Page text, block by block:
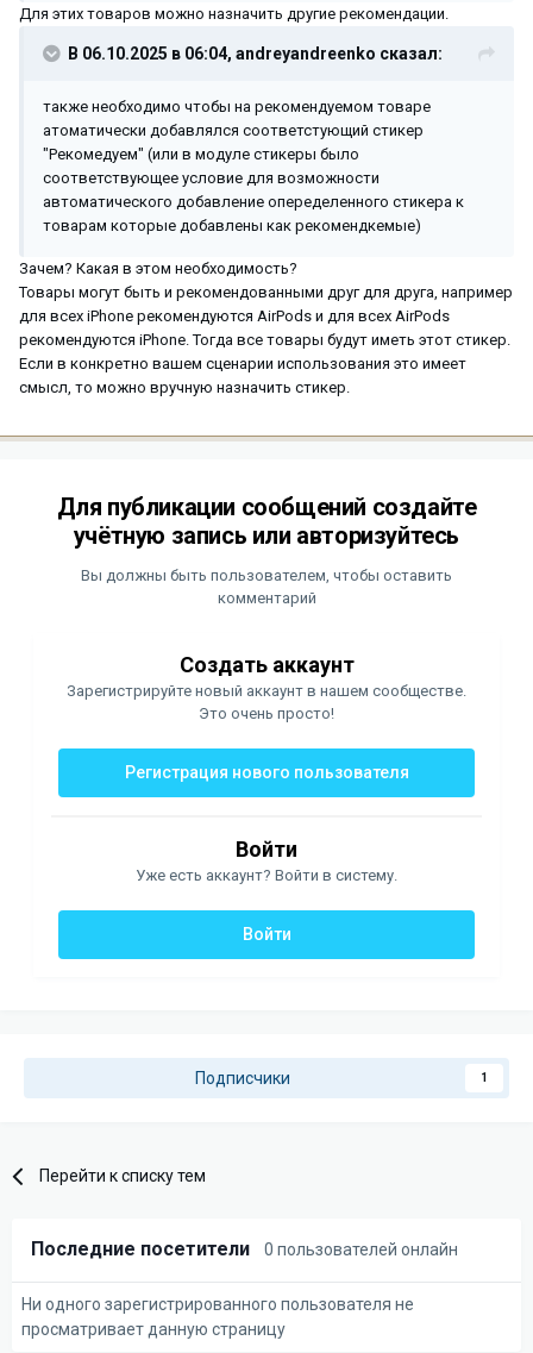
Для этих товаров можно назначить другие рекомендации.
В 06.10.2025 в 06:04, andreyandreenko сказал:
также необходимо чтобы на рекомендуемом товаре
атоматически добавлялся соответстующий стикер
"Рекомедуем" (или в модуле стикеры было
соответствующее условие для возможности
автоматического добавление опеределенного стикера к
товарам которые добавлены как рекомендкемые)
Зачем? Какая в этом необходимость?
Товары могут быть и рекомендованными друг для друга, например
для всех iPhone рекомендуются AirPods и для всех AirPods
рекомендуются iPhone. Тогда все товары будут иметь этот стикер.
Если в конкретно вашем сценарии использования это имеет
смысл, то можно вручную назначить стикер.
Для публикации сообщений создайте
учётную запись или авторизуйтесь
Вы должны быть пользователем, чтобы оставить
комментарий
Создать аккаунт
Зарегистрируйте новый аккаунт в нашем сообществе.
Это очень просто!
Регистрация нового пользователя
Войти
Уже есть аккаунт? Войти в систему.
Войти
Подписчики 1
Перейти к списку тем
Последние посетители 0 пользователей онлайн
Ни одного зарегистрированного пользователя не
просматривает данную страницу